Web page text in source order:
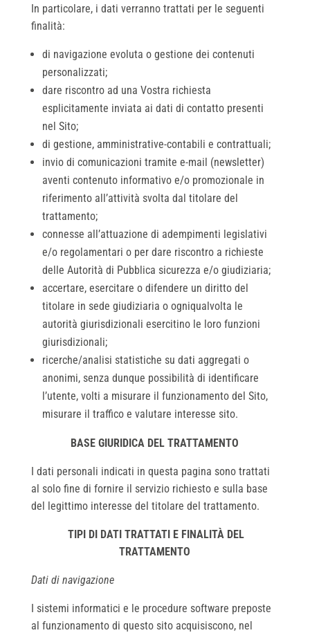
In particolare, i dati verranno trattati per le seguenti
finalità:
di navigazione evoluta o gestione dei contenuti
personalizzati;
dare riscontro ad una Vostra richiesta
esplicitamente inviata ai dati di contatto presenti
nel Sito;
di gestione, amministrative-contabili e contrattuali;
invio di comunicazioni tramite e-mail (newsletter)
aventi contenuto informativo e/o promozionale in
riferimento all’attività svolta dal titolare del
trattamento;
connesse all’attuazione di adempimenti legislativi
e/o regolamentari o per dare riscontro a richieste
delle Autorità di Pubblica sicurezza e/o giudiziaria;
accertare, esercitare o difendere un diritto del
titolare in sede giudiziaria o ogniqualvolta le
autorità giurisdizionali esercitino le loro funzioni
giurisdizionali;
ricerche/analisi statistiche su dati aggregati o
anonimi, senza dunque possibilità di identificare
l’utente, volti a misurare il funzionamento del Sito,
misurare il traffico e valutare interesse sito.
BASE GIURIDICA DEL TRATTAMENTO
I dati personali indicati in questa pagina sono trattati
al solo fine di fornire il servizio richiesto e sulla base
del legittimo interesse del titolare del trattamento.
TIPI DI DATI TRATTATI E FINALITÀ DEL
TRATTAMENTO
Dati di navigazione
I sistemi informatici e le procedure software preposte
al funzionamento di questo sito acquisiscono, nel